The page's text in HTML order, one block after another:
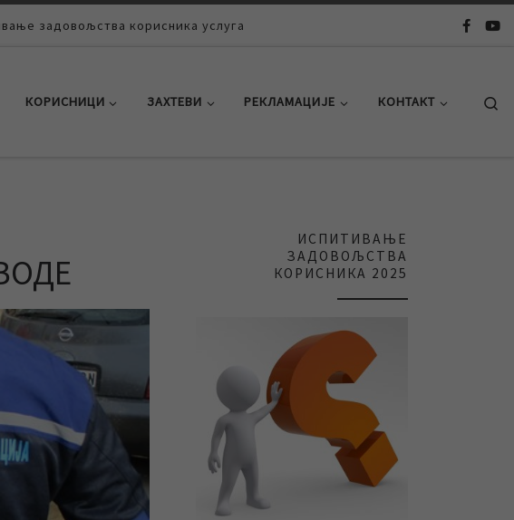
задовољства корисника услуга
КОРИСНИЦИ ЗАХТЕВИ РЕКЛАМАЦИЈЕ КОНТАКТ
ИСПИТИВАЊЕ
ЗАДОВОЉСТВА
КОРИСНИКА 2025